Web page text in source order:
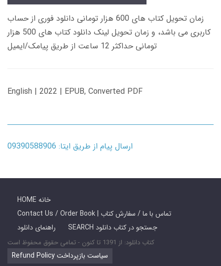
زمان تحویل کتاب های 600 هزار تومانی دانلود فوری از حساب
کاربری می باشد، و زمان تحویل لینک دانلود کتاب های 500 هزار
تومانی حداکثر 12 ساعت از طریق پیامک/ایمیل
English | 2022 | EPUB, Converted PDF
ارسال پیام از طریق ایتا: 09390588906
HOME خانه
Contact Us / Order Book | تماس با ما / سفارش کتاب
راهنمای دانلود
SEARCH جستجو در کتاب دانلود
کتاب دانلود: از 1391 تا کنون - تمامی حقوق محفوظ است
Refund Policy سیاست بازپرداخت